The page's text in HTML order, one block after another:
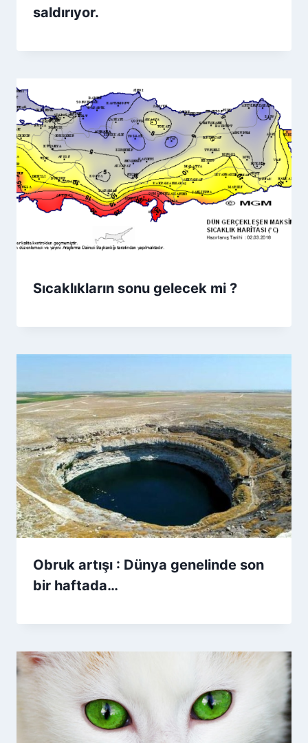
saldırıyor.
Sıcaklıkların sonu gelecek mi ?
Obruk artışı : Dünya genelinde son
bir haftada…